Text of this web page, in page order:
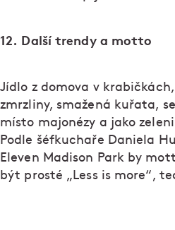
12. Další trendy a motto
Jídlo z domova v
zmrzliny, smažená kuřata,
místo majonézy a jako
Podle šéfkuchaře Daniela
Eleven Madison Park by
být prosté „Less is more“,